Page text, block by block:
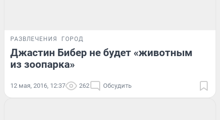
РАЗВЛЕЧЕНИЯ ГОРОД
Джастин Бибер не будет «животным
из зоопарка»
12 мая, 2016, 12:37 262 Обсудить